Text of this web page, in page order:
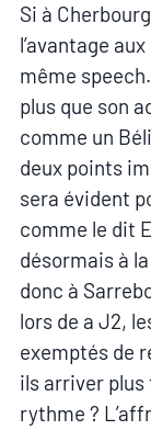
Si à
l’avantage
même
plus que son
comme un
deux points
sera évident
comme le dit
désormais à
donc à
lors de a J2,
exemptés de
ils arriver
rythme ?